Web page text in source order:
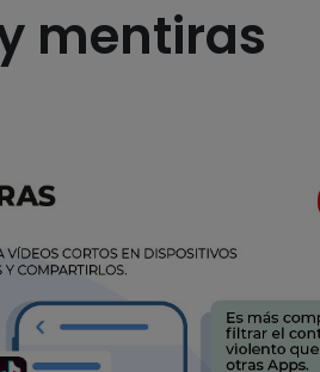
mentiras